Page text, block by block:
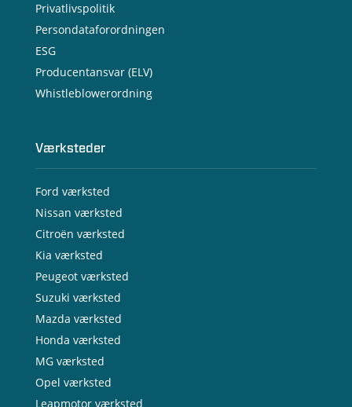
Privatlivspolitik
Persondataforordningen
ESG
Producentansvar (ELV)
Whistleblowerordning
Værksteder
Ford værksted
Nissan værksted
Citroën værksted
Kia værksted
Peugeot værksted
Suzuki værksted
Mazda værksted
Honda værksted
MG værksted
Opel værksted
Leapmotor værksted